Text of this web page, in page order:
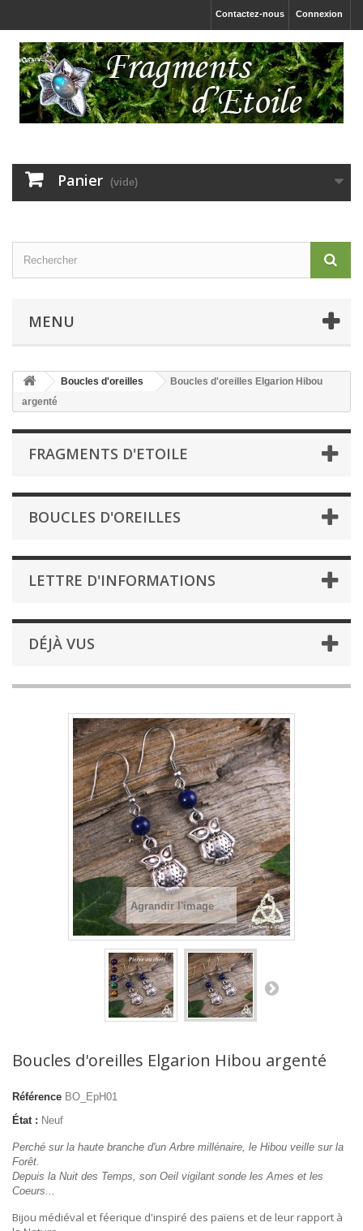
Connexion
Contactez-nous
Panier (vide)
MENU
Boucles d'oreilles
Boucles d'oreilles Elgarion Hibou
argenté
FRAGMENTS D'ETOILE
BOUCLES D'OREILLES
LETTRE D'INFORMATIONS
DÉJÀ VUS
Agrandir l'image
Boucles d'oreilles Elgarion Hibou argenté
Référence BO_EpH01
État : Neuf
Perché sur la haute branche d'un Arbre millénaire, le Hibou veille sur la
Forêt.
Depuis la Nuit des Temps, son Oeil vigilant sonde les Ames et les
Coeurs...
Bijou médiéval et féerique d'inspiré des païens et de leur rapport à